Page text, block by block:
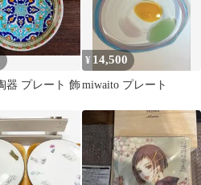
器 プレート 飾
¥ 14,500
miwaito プレート